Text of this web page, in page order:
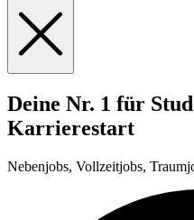
Deine Nr. 1 für
Karrierestart
Nebenjobs, Vollzeitjobs,